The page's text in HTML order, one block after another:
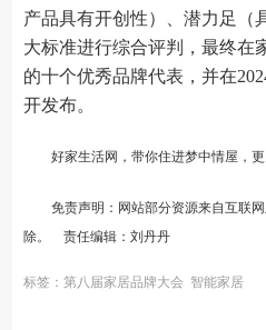
产品具有开创性）、潜力足（
大标准进行综合评判，最终在
的十个优秀品牌代表，并在
开发布。
好家生活网，带你住进梦中情屋，
免责声明：网站部分资源来自互联
除。 责任编辑：刘丹丹
标签：第八届家居品牌大会 智能家居